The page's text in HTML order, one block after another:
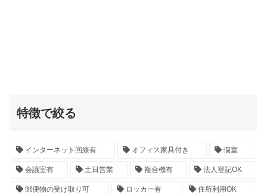
特徴で絞る
インターネット回線有 オフィス家具付き 個室
会議室有 土日営業 複合機有 法人登記OK
郵便物の受け取り可 ロッカー有 住所利用OK